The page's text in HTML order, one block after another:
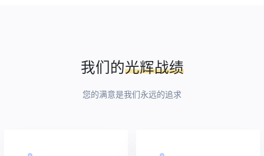
我们的光辉战绩
您的满意是我们永远的追求